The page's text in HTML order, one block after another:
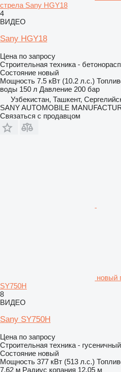
стрела Sany HGY18
4
ВИДЕО
Sany HGY18
Цена по запросу
Строительная техника -
Состояние новый
Мощность 7.5 кВт (10.2 л.с.)
воды 150 л Давление 200 бар
Узбекистан, Ташкент,
SANY AUTOMOBILE
Связаться с продавцом
новый
SY750H
8
ВИДЕО
Sany SY750H
Цена по запросу
Строительная техника -
Состояние новый
Мощность 377 кВт (513 л.с.)
7,62 м Радиус копания 12,05 м